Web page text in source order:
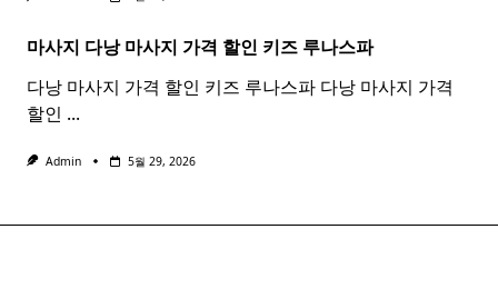
마사지 다낭마사지 가격 할인 키즈 루나스파
다낭 마사지 가격 할인 키즈 루나스파 다낭 마사지 가격
할인 ...
Admin 5월 29, 2026